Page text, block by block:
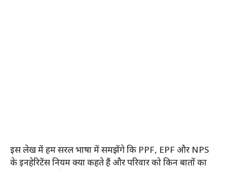
इस लेख में हम सरल भाषा में समझेंगे कि PPF, EPF और NPS
के इनहेरिटेंस नियम क्या कहते हैं और परिवार को किन बातों का